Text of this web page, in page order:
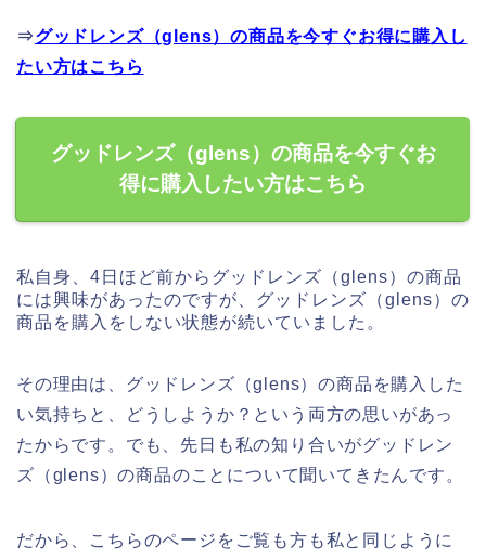
⇒グッドレンズ（glens）の商品を今すぐお得に購入し
たい方はこちら
グッドレンズ（glens）の商品を今すぐお
得に購入したい方はこちら
私自身、4日ほど前からグッドレンズ（glens）の商品
には興味があったのですが、グッドレンズ（glens）の
商品を購入をしない状態が続いていました。
その理由は、グッドレンズ（glens）の商品を購入した
い気持ちと、どうしようか？という両方の思いがあっ
たからです。でも、先日も私の知り合いがグッドレン
ズ（glens）の商品のことについて聞いてきたんです。
だから、こちらのページをご覧も方も私と同じように